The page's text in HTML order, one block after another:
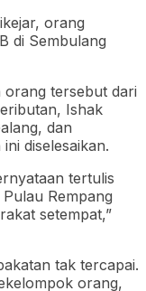
orang
di Sembulang
orang tersebut dari
Ishak
dan
diselesaikan.
tertulis
Rempang
setempat,”
tak tercapai.
orang,